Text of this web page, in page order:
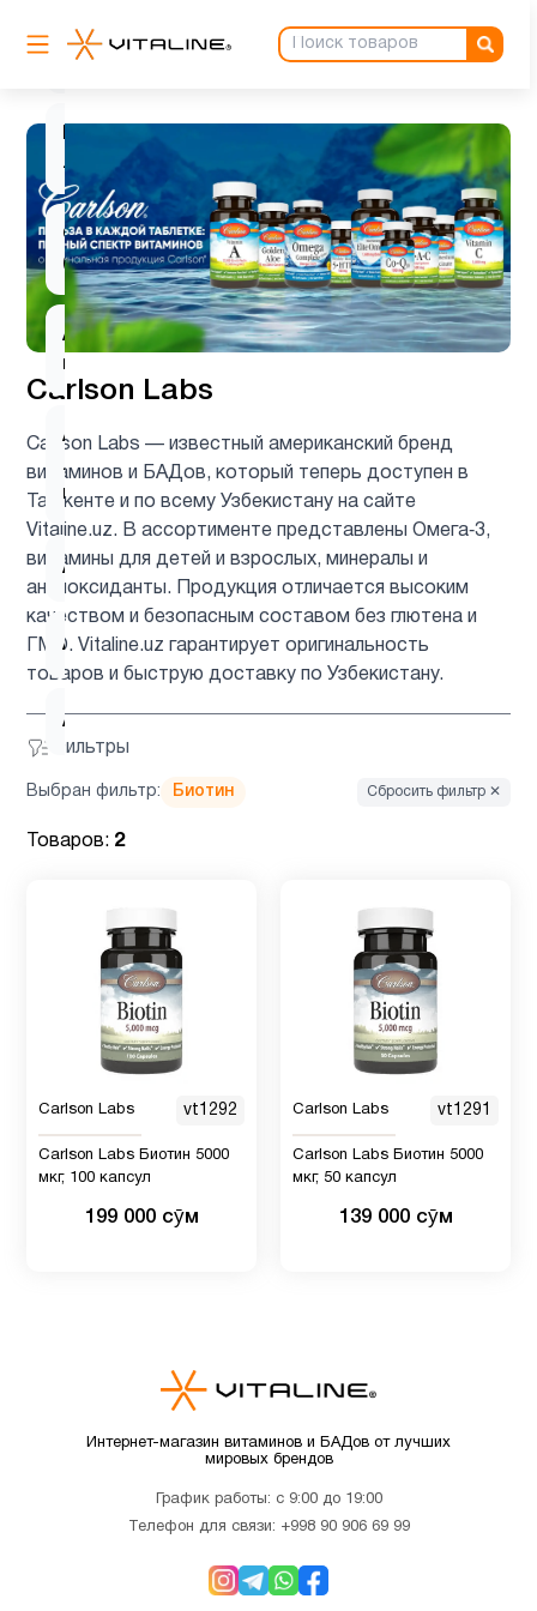
Carlson Labs
Carlson Labs — известный американский бренд
витаминов и БАДов, который теперь доступен в
Ташкенте и по всему Узбекистану на сайте
Vitaline.uz. В ассортименте представлены Омега‑3,
витамины для детей и взрослых, минералы и
антиоксиданты. Продукция отличается высоким
качеством и безопасным составом без глютена и
ГМО. Vitaline.uz гарантирует оригинальность
товаров и быструю доставку по Узбекистану.
Фильтры
L-
карнитин
1
лизин
2
Q10
(CoQ10)
1
Алоэ
вера
1
Альфа-
липоевая
кислота
1
Аминокислоты 6
Антиоксиданты 4
Астаксантин
ацетилцистеин 1
Биотин 2
Вегетарианский
продукт
B
Витамин
Выбран фильтр: Биотин Сбросить фильтр ✕
Товаров: 2
Carlson Labs vt1292
Carlson Labs Биотин 5000
мкг, 100 капсул
199 000 сӯм
Carlson Labs vt1291
Carlson Labs Биотин 5000
мкг, 50 капсул
139 000 сӯм
Интернет-магазин витаминов и БАДов от лучших
мировых брендов
График работы: с 9:00 до 19:00
Телефон для связи: +998 90 906 69 99